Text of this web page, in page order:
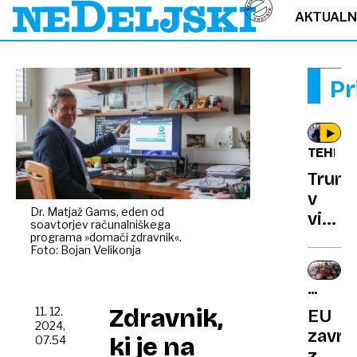
Dr. Matjaž Gams, eden od
soavtorjev računalniškega
programa »domači zdravnik«.
Foto: Bojan Velikonja
Zdravnik,
ki je na
11. 12.
2024,
07.54
v
EU